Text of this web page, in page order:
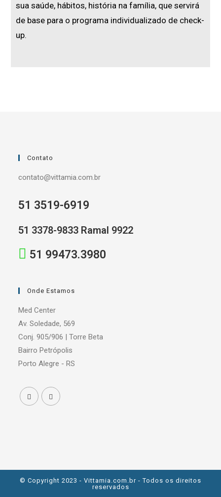
sua saúde, hábitos, história na família, que servirá
de base para o programa individualizado de check-
up.
Contato
contato@vittamia.com.br
51 3519-6919
51 3378-9833 Ramal 9922
51 99473.3980
Onde Estamos
Med Center
Av. Soledade, 569
Conj. 905/906 | Torre Beta
Bairro Petrópolis
Porto Alegre - RS
© Copyright 2023 - Vittamia.com.br - Todos os direitos
reservados